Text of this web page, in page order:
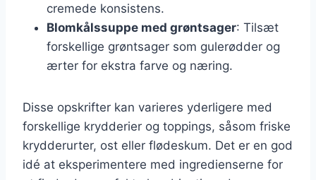
cremede konsistens.
Blomkålssuppe med grøntsager: Tilsæt
forskellige grøntsager som gulerødder og
ærter for ekstra farve og næring.
Disse opskrifter kan varieres yderligere med
forskellige krydderier og toppings, såsom friske
krydderurter, ost eller flødeskum. Det er en god
idé at eksperimentere med ingredienserne for